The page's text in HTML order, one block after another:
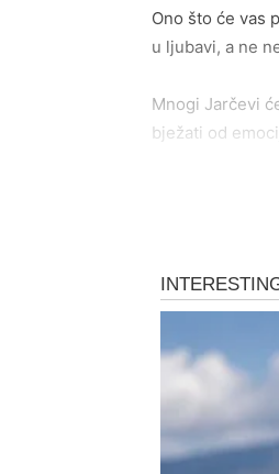
Ono što će vas
u ljubavi, a ne
Mnogi Jarčevi
bježati od
Zvijezde
Ali ovog puta
donose
Jarčevi koji su
Pred vama su